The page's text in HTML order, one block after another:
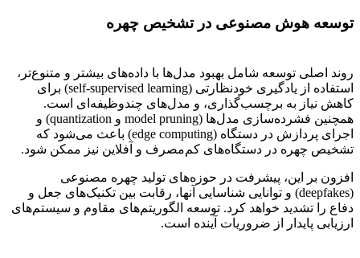
توسعه هوش مصنوعی در تشخیص چهره
روند اصلی توسعه شامل بهبود مدل‌ها با داده‌های بیشتر و متنوع‌تر،
استفاده از یادگیری خودنظارتی (self-supervised learning) برای
کاهش نیاز به برچسب‌گذاری، و مدل‌های چندوظیفه‌ای است.
همچنین فشرده‌سازی مدل‌ها (model pruning و quantization) و
اجرای پردازش در دستگاه (edge computing) باعث می‌شود که
تشخیص چهره در دستگاه‌های کم‌مصرف و آفلاین نیز ممکن شود.
افزون بر این، پیشرفت در حوزه‌های تولید چهره مصنوعی
(deepfakes) و توانایی شناسایی آنها، رقابت بین تکنیک‌های جعل و
دفاع را تشدید خواهد کرد. توسعه الگوریتم‌های مقاوم و سیستم‌های
ارزیابی پایدار از ضروریات آینده است.